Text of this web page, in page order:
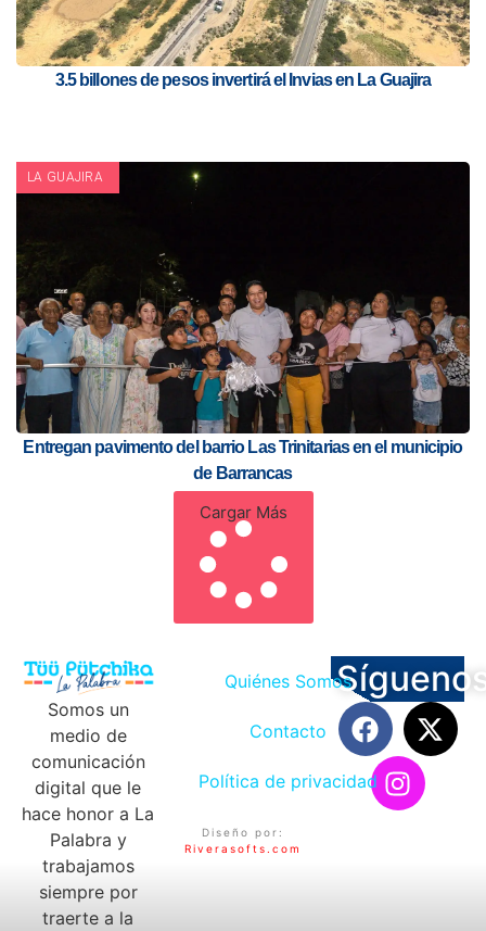
3.5 billones de pesos invertirá el Invias en La Guajira
LA GUAJIRA
Entregan pavimento del barrio Las Trinitarias en el municipio
de Barrancas
Cargar Más
Somos un
medio de
comunicación
digital que le
hace honor a La
Palabra y
trabajamos
siempre por
traerte a la
Quiénes Somos
Contacto
Política de privacidad
Diseño por:
Riverasofts.com